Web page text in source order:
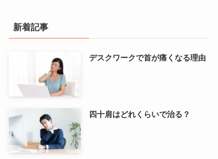
新着記事
デスクワークで首が痛くなる理由
四十肩はどれくらいで治る？